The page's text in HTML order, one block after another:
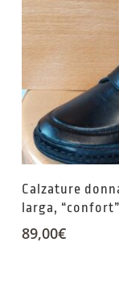
Calzature
larga,
89,00€